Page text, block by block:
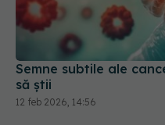
Semne subtile ale
să știi
12 feb 2026, 14:56